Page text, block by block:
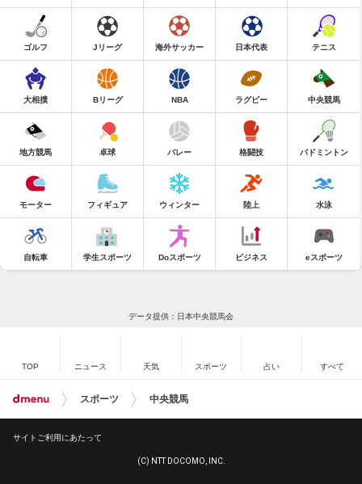
ゴルフ Jリーグ 海外サッカー 日本代表 テニス
大相撲 Bリーグ NBA ラグビー 中央競馬
地方競馬 卓球 バレー 格闘技 バドミントン
モーター フィギュア ウィンター 陸上 水泳
自転車 学生スポーツ Doスポーツ ビジネス eスポーツ
データ提供：日本中央競馬会
TOP ニュース 天気 スポーツ 占い すべて
スポーツ 中央競馬
サイトご利用にあたって
(C) NTT DOCOMO, INC.